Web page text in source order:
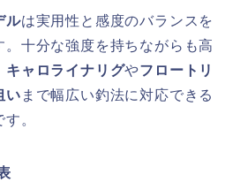
ルは実用性と感度のバランスを
十分な強度を持ちながらも高
キャロライナリグやフロートリ
い まで幅広い釣法に対応できる
。